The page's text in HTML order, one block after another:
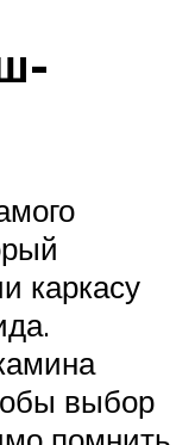
каркасу
выбор